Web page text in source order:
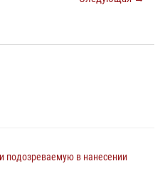
подозреваемую в нанесении